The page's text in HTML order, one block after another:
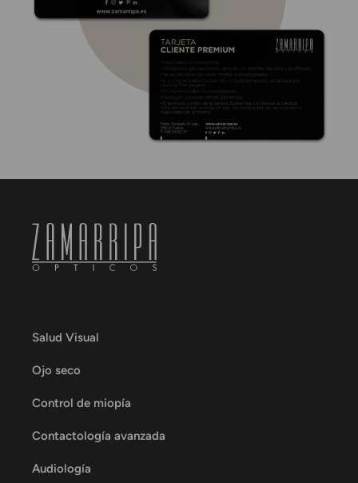
Salud Visual
Ojo seco
Control de miopía
Contactología avanzada
Audiología